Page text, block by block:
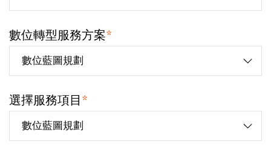
數位轉型服務方案*
選擇服務項目*